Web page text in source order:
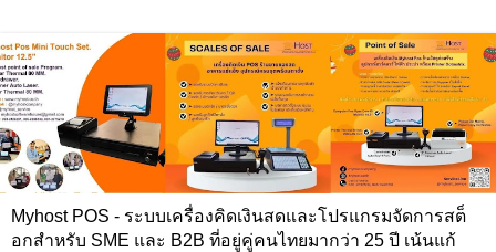
Myhost POS - ระบบเครื่องคิดเงินสดและโปรแกรมจัดการสต็
อกสำหรับ SME และ B2B ที่อยู่คู่คนไทยมากว่า 25 ปี เน้นแก้